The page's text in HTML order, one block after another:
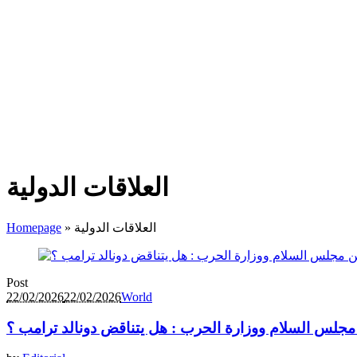
العلاقات الدولية
Homepage » العلاقات الدولية
Post
22/02/202622/02/2026World
مجلس السلام ووزارة الحرب : هل يتناقض دونالد ترامب ؟